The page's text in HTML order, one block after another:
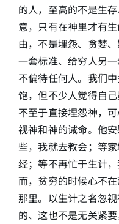
的人，至高的不是生
意，只有在神里才有
由，不是埋怨、贪婪
一套标准、给穷人另
不偏待任何人。我们
饱，但不少人觉得自
不至于直接埋怨神，
视神和神的诫命。他
些，我就去教会；等
经；等不再忙于生计
而，贫穷的时候心不
那里。以生计之名忽
的、这也不是无关紧